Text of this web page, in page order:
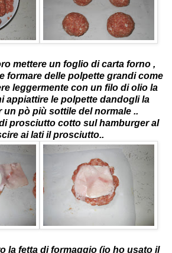
mettere un foglio di carta forno ,
formare delle polpette grandi come
leggermente con un filo di olio la
appiattire le polpette dandogli la
pò più sottile del normale ..
prosciutto cotto sul hamburger al
ai lati il prosciutto..
la fetta di formaggio (io ho usato il